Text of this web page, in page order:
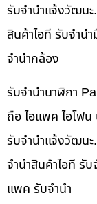
รับจํานําแจ้งวัฒน
สินค้าไอที รับจำน
จำนำกล้อง
รับจำนำนาฬิกา
ถือ ไอแพค ไอโฟ
รับจํานําแจ้งวัฒน
จำนำสินค้าไอที รั
แพค รับจำนำ